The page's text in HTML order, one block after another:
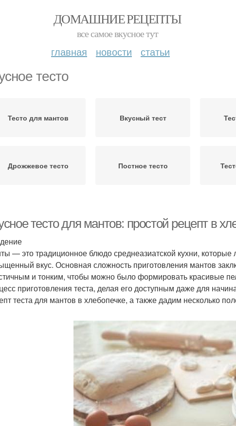
ДОМАШНИЕ РЕЦЕПТЫ
все самое вкусное тут
главная новости статьи
тесто
Тесто для мантов Вкусный тест
Дрожжевое тесто Постное тесто
Песочное тесто Бисквитное тесто
Тесто
Тесто в хлебопечке
Тесто
тесто для мантов: простой рецепт в
— это традиционное блюдо среднеазиатской кухни,
вкус. Основная сложность приготовления мантов
и тонким, чтобы можно было формировать красивые
приготовления теста, делая его доступным даже для
теста для мантов в хлебопечке, а также дадим несколько